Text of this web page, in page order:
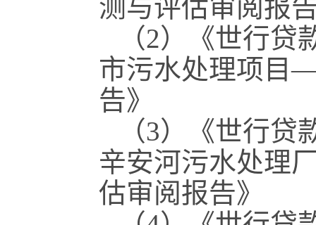
测与评估审阅报
（2）《世行
市污水处理项目
告》
（3）《世行
辛安河污水处理
估审阅报告》